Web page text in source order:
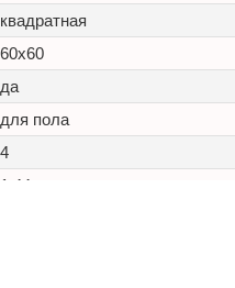
квадратная
60x60
да
для пола
4
1.44